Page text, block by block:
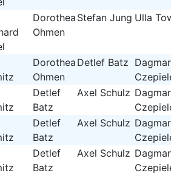
Dorothea
Ohmen
Stefan Jung Ulla
Dorothea
Ohmen
Detlef Batz Dagmar
Detlef
Batz
Axel Schulz Dagmar
Detlef
Batz
Axel Schulz Dagmar
Detlef
Batz
Axel Schulz Dagmar